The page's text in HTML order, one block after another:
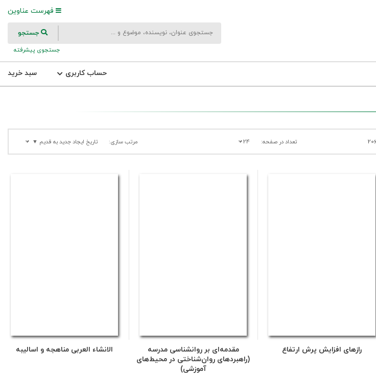
فهرست عناوین
جستجو
جستجوی پیشرفته
حساب کاربری سبد خرید
تعداد در صفحه: 24 مرتب سازی: تاریخ ایجاد جدید به قدیم ▼
رازهای افزایش پرش ارتفاع
مقدمه‌ای بر روانشناسی مدرسه
(راهبردهای روان‌شناختی در محیط‌های
آموزشی)
الانشاء العربی مناهجه و اسالیبه